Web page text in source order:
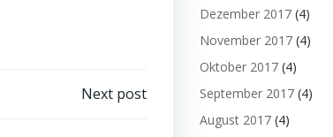
Next post
Dezember 2017 (4)
November 2017 (4)
Oktober 2017 (4)
September 2017 (4)
August 2017 (4)